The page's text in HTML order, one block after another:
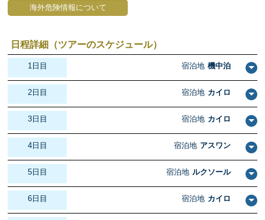
海外危険情報について
日程詳細（ツアーのスケジュール）
1日目 宿泊地 機中泊
2日目 宿泊地 カイロ
3日目 宿泊地 カイロ
4日目 宿泊地 アスワン
5日目 宿泊地 ルクソール
6日目 宿泊地 カイロ